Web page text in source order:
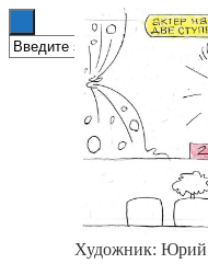
Художник: Юрий